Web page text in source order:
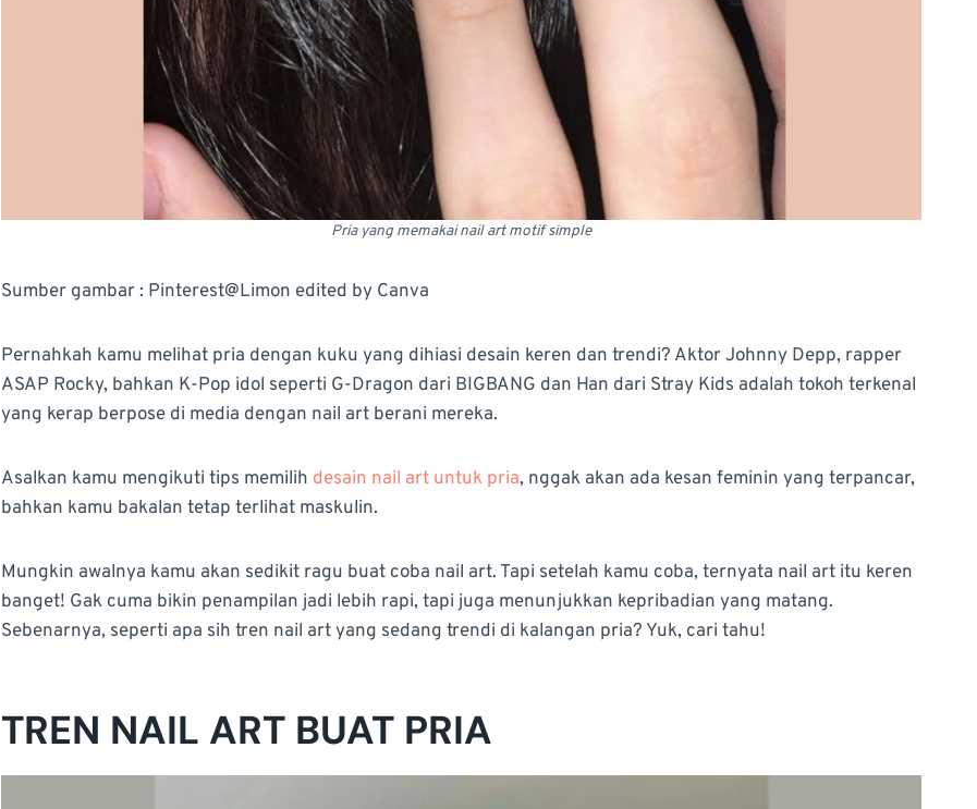
Pria yang memakai nail art motif simple
Sumber gambar : Pinterest@Limon edited by Canva
Pernahkah kamu melihat pria dengan kuku yang dihiasi desain keren dan trendi? Aktor Johnny Depp, rapper
ASAP Rocky, bahkan K-Pop idol seperti G-Dragon dari BIGBANG dan Han dari Stray Kids adalah tokoh terkenal
yang kerap berpose di media dengan nail art berani mereka.
Asalkan kamu mengikuti tips memilih desain nail art untuk pria, nggak akan ada kesan feminin yang terpancar,
bahkan kamu bakalan tetap terlihat maskulin.
Mungkin awalnya kamu akan sedikit ragu buat coba nail art. Tapi setelah kamu coba, ternyata nail art itu keren
banget! Gak cuma bikin penampilan jadi lebih rapi, tapi juga menunjukkan kepribadian yang matang.
Sebenarnya, seperti apa sih tren nail art yang sedang trendi di kalangan pria? Yuk, cari tahu!
TREN NAIL ART BUAT PRIA